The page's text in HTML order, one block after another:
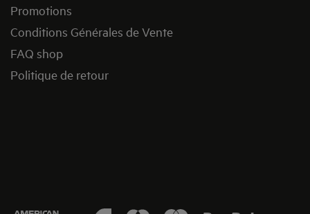
Promotions
Conditions Générales de Vente
FAQ shop
Politique de retour